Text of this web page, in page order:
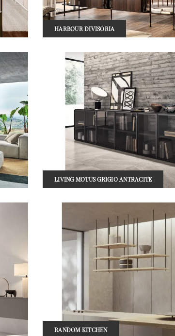
HARBOUR DIVISORIA
LIVING MOTUS GRIGIO ANTRACITE
RANDOM KITCHEN